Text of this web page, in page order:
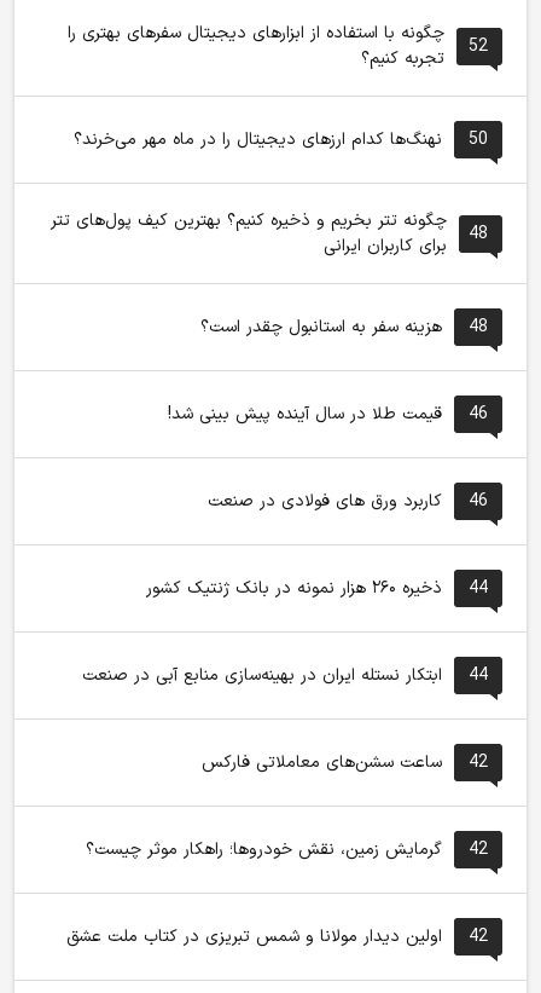
52
چگونه با استفاده از ابزارهای دیجیتال سفرهای بهتری را
تجربه کنیم؟
50 نهنگ‌ها کدام ارزهای دیجیتال را در ماه مهر می‌خرند؟
48
چگونه تتر بخریم و ذخیره کنیم؟ بهترین کیف پول‌های تتر
برای کاربران ایرانی
48 هزینه سفر به استانبول چقدر است؟
46 قیمت طلا در سال آینده پیش بینی شد!
46 کاربرد ورق های فولادی در صنعت
44 ذخیره ۲۶۰ هزار نمونه در بانک ژنتیک کشور
44 ابتکار نستله ایران در بهینه‌سازی منابع آبی در صنعت
42 ساعت سشن‌های معاملاتی فارکس
42 گرمایش زمین، نقش خودروها؛ راهکار موثر چیست؟
42 اولین دیدار مولانا و شمس تبریزی در کتاب ملت عشق